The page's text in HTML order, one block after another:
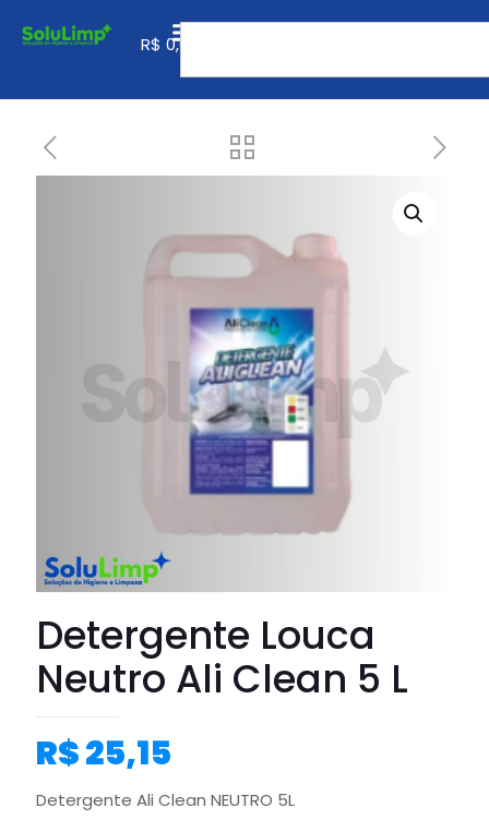
R$ 0,00
Detergente Louca
Neutro Ali Clean 5 L
R$25,15
Detergente Ali Clean NEUTRO 5L